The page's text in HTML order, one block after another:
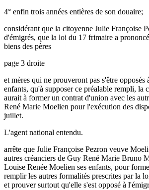
4° enfin trois années entières de son douaire;
considérant que la citoyenne Julie Françoise
d'émigrés, que la loi du 17 frimaire a
biens des pères
page 3 droite
et mères qui ne prouveront pas s'être
enfants, qu'à supposer ce préalable rempli, la
aurait à former un contrat d'union avec les
René Marie Moelien pour l'exécution des
juillet.
L'agent national entendu.
arrête que Julie Françoise Pezron veuve
autres créanciers de Guy René Marie Bruno
Louise Renée Moelien ses enfants, pour
remplir les autres formalités prescrites par la
et prouver surtout qu'elle s'est opposé à